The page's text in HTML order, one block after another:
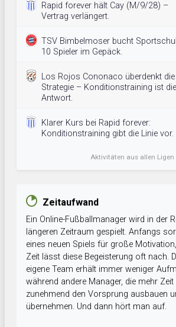
Rapid forever hält Cay (M/9/28) –
Vertrag verlängert.
TSV Bimbelmoser bucht
10 Spieler im Gepäck.
Los Rojos Cononaco überdenkt die
Strategie – Konditionstraining ist die
Antwort.
Klarer Kurs bei Rapid forever:
Konditionstraining gibt die Linie vor.
Aktivitäten aus allen Ligen
Zeitaufwand
Ein Online-Fußballmanager wird in der
längeren Zeitraum gespielt. Anfangs
eines neuen Spiels für große
Zeit lässt diese Begeisterung oft nach.
eigene Team erhält immer weniger
während andere Manager, die mehr Zeit
zunehmend den Vorsprung ausbauen
übernehmen. Und dann hört man auf.